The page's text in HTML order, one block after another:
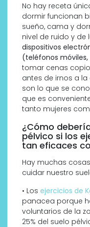
No hay receta
dormir funcionan
sueño, cama y
nivel de ruido y de
dispositivos
(teléfonos móviles,
tomar cenas
antes de irnos a
son lo que se
que es
tanto mujeres
¿Cómo
pélvico si los
tan eficaces
Hay muchas
cuidar nuestro
• Los ejercicios de
panacea porque
voluntarios de la
25% del suelo